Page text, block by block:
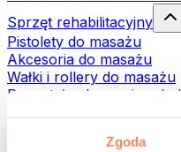
Zgoda
Sprzęt rehabilitacyjny
Pistolety do masażu
Akcesoria do masażu
Wałki i rollery do masażu
Pozostałe akcesoria
Torby i plecaki
Torby na żywność i